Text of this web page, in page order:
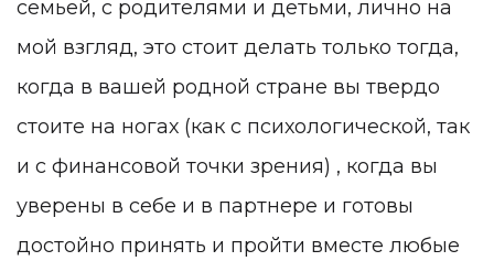
семьей, с родителями и детьми, лично на
мой взгляд, это стоит делать только тогда,
когда в вашей родной стране вы твердо
стоите на ногах (как с психологической, так
и с финансовой точки зрения) , когда вы
уверены в себе и в партнере и готовы
достойно принять и пройти вместе любые